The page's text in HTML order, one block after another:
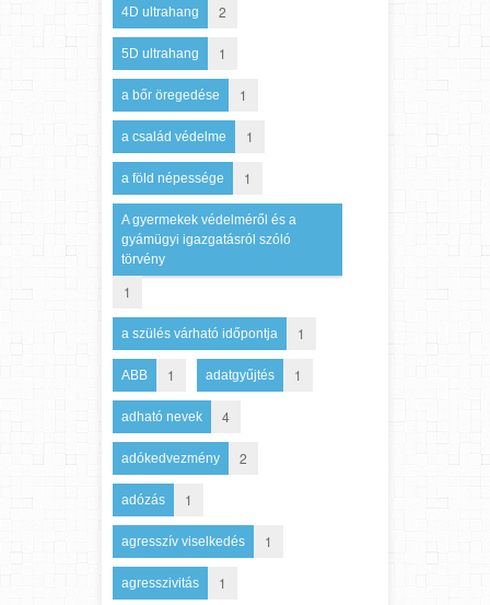
4D ultrahang 2
5D ultrahang 1
a bőr öregedése 1
a család védelme 1
a föld népessége 1
A gyermekek védelméről és a
gyámügyi igazgatásról szóló
törvény
1
a szülés várható időpontja 1
ABB 1 adatgyűjtés 1
adható nevek 4
adókedvezmény 2
adózás 1
agresszív viselkedés 1
agresszivitás 1